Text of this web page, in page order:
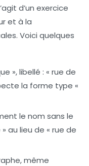
d’un exercice
et à la
Voici quelques
», libellé : « rue de
la forme type «
le nom sans le
au lieu de « rue de
même